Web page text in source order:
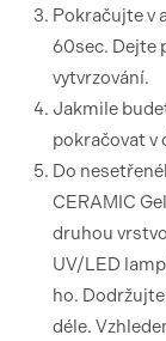
Pokračujte v
60sec. Dejte
vytvrzování.
Jakmile
pokračovat v
Do
CERAMIC
druhou
UV/LED
ho.
déle.